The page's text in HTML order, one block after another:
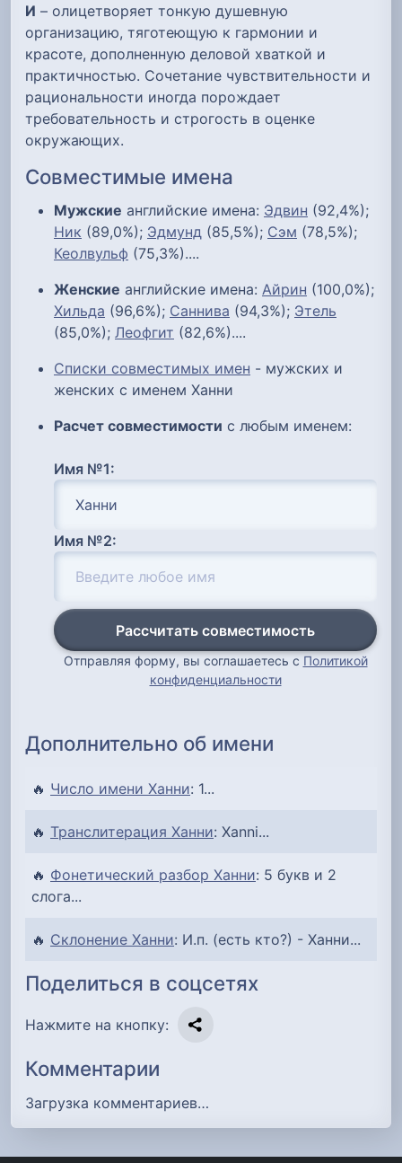
И – олицетворяет тонкую душевную
организацию, тяготеющую к гармонии и
красоте, дополненную деловой хваткой и
практичностью. Сочетание чувствительности и
рациональности иногда порождает
требовательность и строгость в оценке
окружающих.
Совместимые имена
Мужские английские имена: Эдвин (92,4%);
Ник (89,0%); Эдмунд (85,5%); Сэм (78,5%);
Кеолвульф (75,3%)....
Женские английские имена: Айрин (100,0%);
Хильда (96,6%); Саннива (94,3%); Этель
(85,0%); Леофгит (82,6%)....
Списки совместимых имен - мужских и
женских с именем Ханни
Расчет совместимости с любым именем:
Имя №1:
Имя №2:
Рассчитать совместимость
Отправляя форму, вы соглашаетесь с Политикой
конфиденциальности
Дополнительно об имени
🔥 Число имени Ханни: 1...
🔥 Транслитерация Ханни: Xanni...
🔥 Фонетический разбор Ханни: 5 букв и 2
слога...
🔥 Склонение Ханни: И.п. (есть кто?) - Ханни...
Поделиться в соцсетях
Нажмите на кнопку:
Комментарии
Загрузка комментариев…